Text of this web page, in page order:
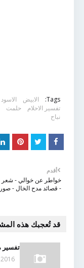
Tags: الابيض الاسود
تفسير الاحلام
حلمت
نباح
أقدم
خواطر عن خوالي -
- قصائد مدح الخال -
قد تُعجبك هذه
تفسير